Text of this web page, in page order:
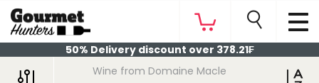
50% Delivery discount over 378.21₣
Wine from Domaine Macle